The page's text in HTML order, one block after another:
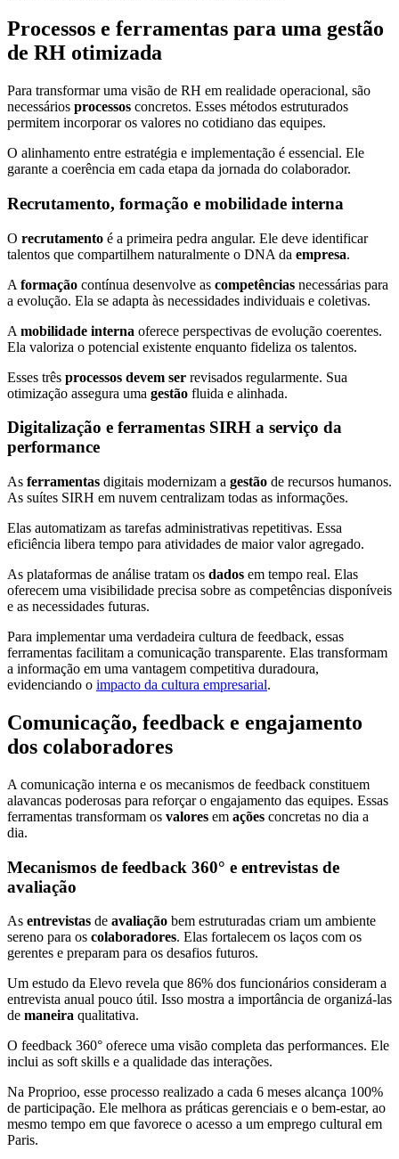
Processos e ferramentas para uma gestão
de RH otimizada
Para transformar uma visão de RH em realidade operacional, são
necessários processos concretos. Esses métodos estruturados
permitem incorporar os valores no cotidiano das equipes.
O alinhamento entre estratégia e implementação é essencial. Ele
garante a coerência em cada etapa da jornada do colaborador.
Recrutamento, formação e mobilidade interna
O recrutamento é a primeira pedra angular. Ele deve identificar
talentos que compartilhem naturalmente o DNA da empresa.
A formação contínua desenvolve as competências necessárias para
a evolução. Ela se adapta às necessidades individuais e coletivas.
A mobilidade interna oferece perspectivas de evolução coerentes.
Ela valoriza o potencial existente enquanto fideliza os talentos.
Esses três processos devem ser revisados regularmente. Sua
otimização assegura uma gestão fluida e alinhada.
Digitalização e ferramentas SIRH a serviço da
performance
As ferramentas digitais modernizam a gestão de recursos humanos.
As suítes SIRH em nuvem centralizam todas as informações.
Elas automatizam as tarefas administrativas repetitivas. Essa
eficiência libera tempo para atividades de maior valor agregado.
As plataformas de análise tratam os dados em tempo real. Elas
oferecem uma visibilidade precisa sobre as competências disponíveis
e as necessidades futuras.
Para implementar uma verdadeira cultura de feedback, essas
ferramentas facilitam a comunicação transparente. Elas transformam
a informação em uma vantagem competitiva duradoura,
evidenciando o impacto da cultura empresarial.
Comunicação, feedback e engajamento
dos colaboradores
A comunicação interna e os mecanismos de feedback constituem
alavancas poderosas para reforçar o engajamento das equipes. Essas
ferramentas transformam os valores em ações concretas no dia a
dia.
Mecanismos de feedback 360° e entrevistas de
avaliação
As entrevistas de avaliação bem estruturadas criam um ambiente
sereno para os colaboradores. Elas fortalecem os laços com os
gerentes e preparam para os desafios futuros.
Um estudo da Elevo revela que 86% dos funcionários consideram a
entrevista anual pouco útil. Isso mostra a importância de organizá-las
de maneira qualitativa.
O feedback 360° oferece uma visão completa das performances. Ele
inclui as soft skills e a qualidade das interações.
Na Proprioo, esse processo realizado a cada 6 meses alcança 100%
de participação. Ele melhora as práticas gerenciais e o bem-estar, ao
mesmo tempo em que favorece o acesso a um emprego cultural em
Paris.